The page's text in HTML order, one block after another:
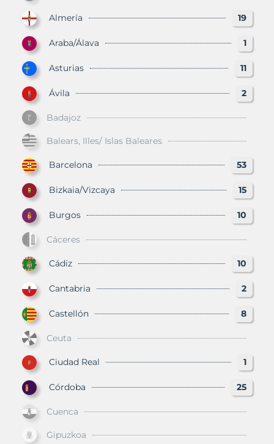
Almería 19
Araba/Álava 1
Asturias 11
Ávila 2
Badajoz
Balears, Illes/ Islas Baleares
Barcelona 53
Bizkaia/Vizcaya 15
Burgos 10
Cáceres
Cádiz 10
Cantabria 2
Castellón 8
Ceuta
Ciudad Real 1
Córdoba 25
Cuenca
Gipuzkoa